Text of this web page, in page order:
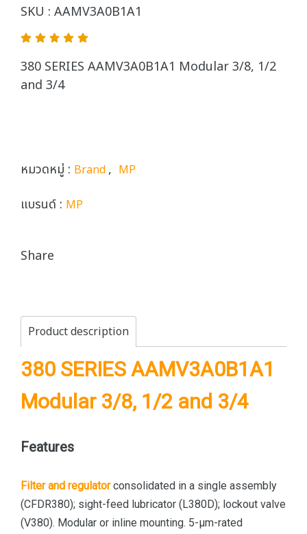
SKU : AAMV3A0B1A1
380 SERIES AAMV3A0B1A1 Modular 3/8, 1/2
and 3/4
หมวดหมู่ : Brand, MP
แบรนด์ : MP
Share
Product description
380 SERIES AAMV3A0B1A1
Modular 3/8, 1/2 and 3/4
Features
Filter and regulatorconsolidated in a single assembly
(CFDR380); sight-feed lubricator (L380D); lockout valve
(V380). Modular or inline mounting. 5-µm-rated